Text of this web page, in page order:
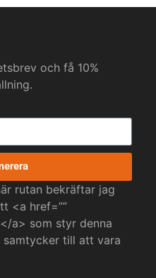
och få 10%
rutan bekräftar jag
<a href=””
a> som styr denna
samtycker till att vara